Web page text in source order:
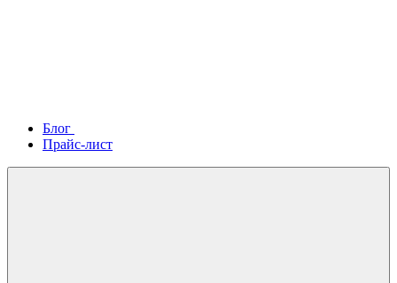
Блог
Прайс-лист